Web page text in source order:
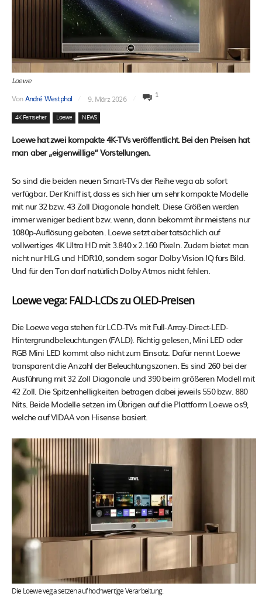
Loewe
VonAndré Westphal 9. März 2026 1
4K Fernseher Loewe NEWS
Loewe hat zwei kompakte 4K-TVs veröffentlicht. Bei den Preisen hat
man aber „eigenwillige“ Vorstellungen.
So sind die beiden neuen Smart-TVs der Reihe vega ab sofort
verfügbar. Der Kniff ist, dass es sich hier um sehr kompakte Modelle
mit nur 32 bzw. 43 Zoll Diagonale handelt. Diese Größen werden
immer weniger bedient bzw. wenn, dann bekommt ihr meistens nur
1080p-Auflösung geboten. Loewe setzt aber tatsächlich auf
vollwertiges 4K Ultra HD mit 3.840 x 2.160 Pixeln. Zudem bietet man
nicht nur HLG und HDR10, sondern sogar Dolby Vision IQ fürs Bild.
Und für den Ton darf natürlich Dolby Atmos nicht fehlen.
Loewe vega: FALD-LCDs zu OLED-Preisen
Die Loewe vega stehen für LCD-TVs mit Full-Array-Direct-LED-
Hintergrundbeleuchtungen (FALD). Richtig gelesen, Mini LED oder
RGB Mini LED kommt also nicht zum Einsatz. Dafür nennt Loewe
transparent die Anzahl der Beleuchtungszonen. Es sind 260 bei der
Ausführung mit 32 Zoll Diagonale und 390 beim größeren Modell mit
42 Zoll. Die Spitzenhelligkeiten betragen dabei jeweils 550 bzw. 880
Nits. Beide Modelle setzen im Übrigen auf die Plattform Loewe os9,
welche auf VIDAA von Hisense basiert.
Die Loewe vega setzen auf hochwertige Verarbeitung.